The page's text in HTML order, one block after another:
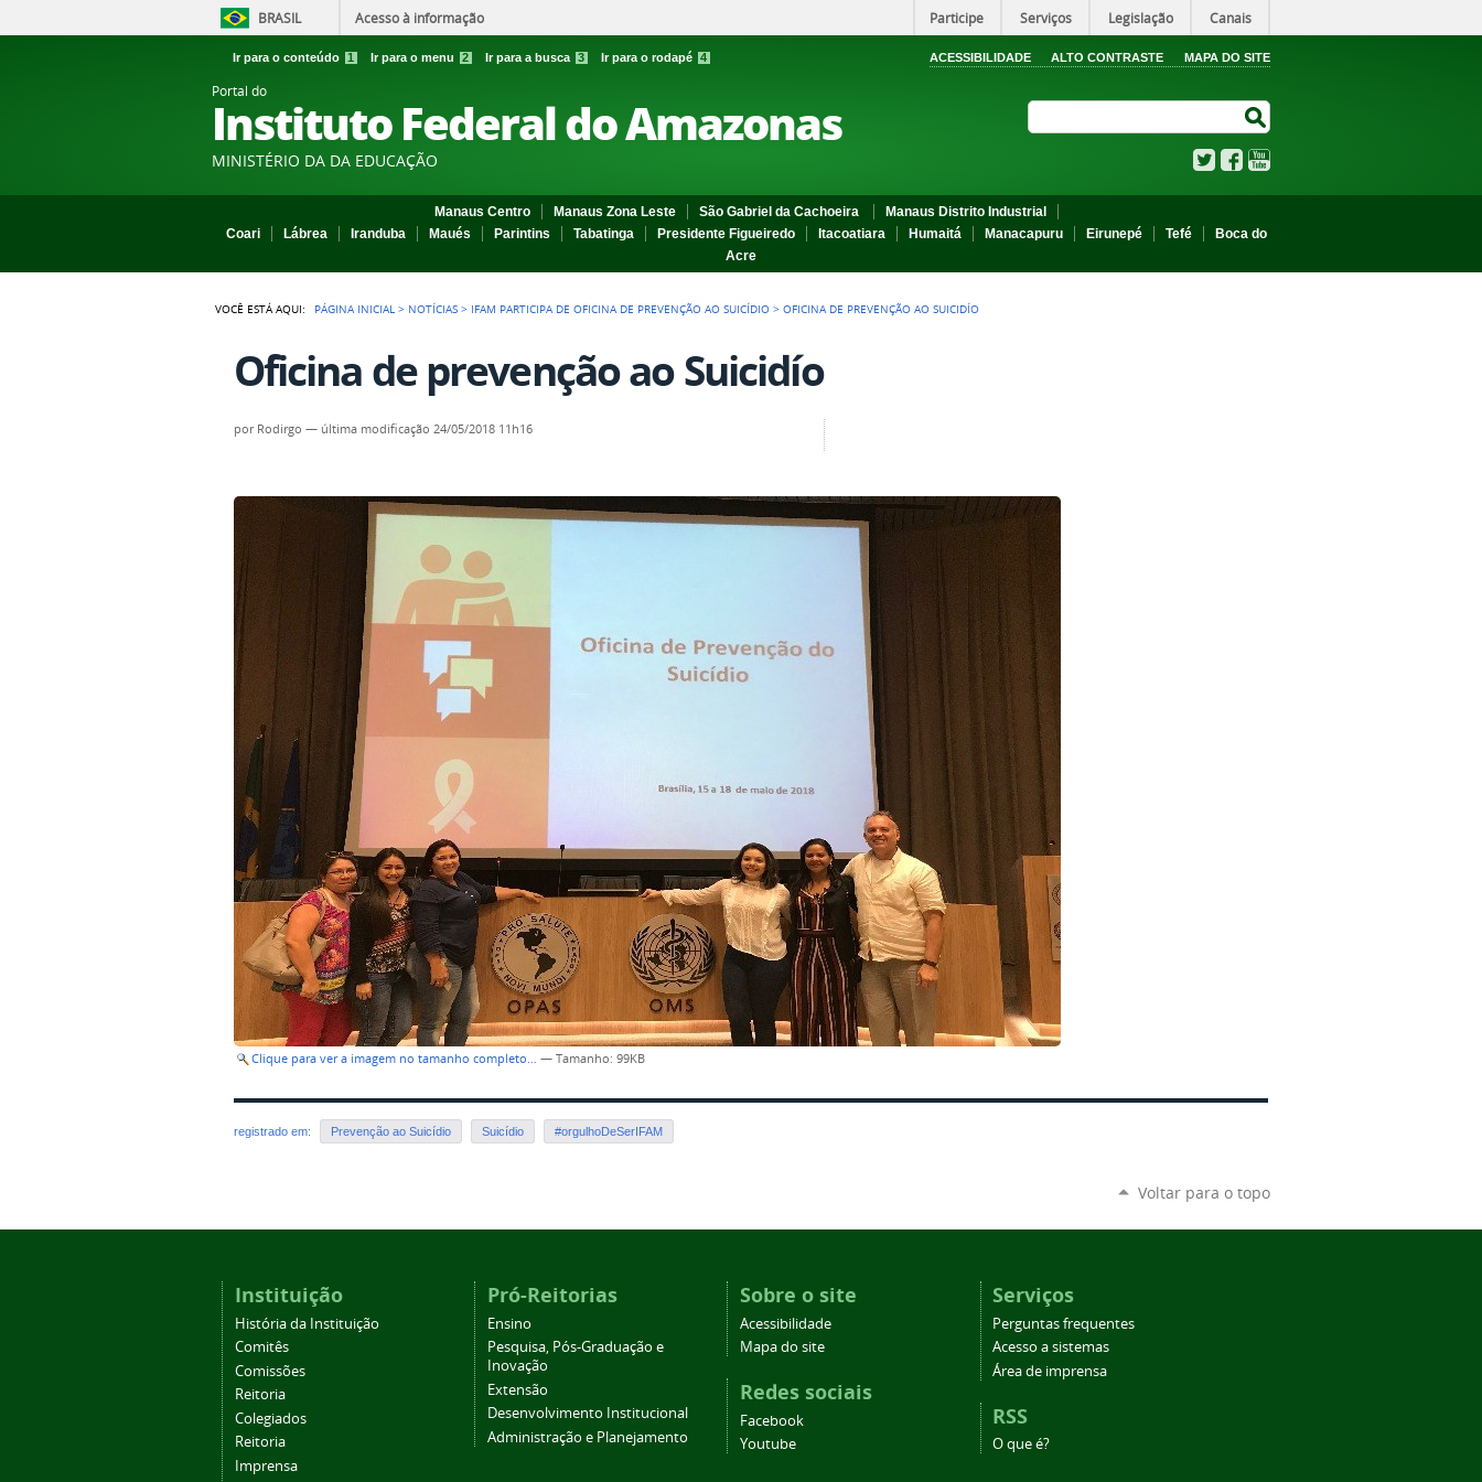
BRASIL Acesso à informação Participe Serviços Legislação Canais
Ir para o conteúdo 1 Ir para o menu 2 Ir para a busca 3 Ir para o rodapé 4 ACESSIBILIDADE ALTO CONTRASTE MAPA DO SITE
Portal do
Instituto Federal do Amazonas
MINISTÉRIO DA DA EDUCAÇÃO TwitterFacebook
Manaus Centro Manaus Zona Leste São Gabriel da Cachoeira
Manaus Distrito Industrial
Coari
Lábrea Iranduba Maués Parintins Tabatinga Presidente Figueiredo Itacoatiara Humaitá Manacapuru Eirunepé Tefé
Boca do
Acre
VOCÊ ESTÁ AQUI: PÁGINA INICIAL > NOTÍCIAS > IFAM PARTICIPA DE OFICINA DE PREVENÇÃO AO SUICÍDIO >OFICINA DE PREVENÇÃO AO SUICIDÍO
Oficina de prevenção ao Suicidío
por Rodirgo — última modificação 24/05/2018 11h16
Clique para ver a imagem no tamanho completo… — Tamanho: 99KB
registrado em: Prevenção ao Suicídio Suicídio #orgulhoDeSerIFAM
Voltar para o topo
Instituição
História da Instituição
Comitês
Comissões
Reitoria
Colegiados
Reitoria
Imprensa
Pró-Reitorias
Ensino
Pesquisa, Pós-Graduação e
Inovação
Extensão
Desenvolvimento Institucional
Administração e Planejamento
Sobre o site
Acessibilidade
Mapa do site
Redes sociais
Facebook
Youtube
Serviços
Perguntas frequentes
Acesso a sistemas
Área de imprensa
RSS
O que é?